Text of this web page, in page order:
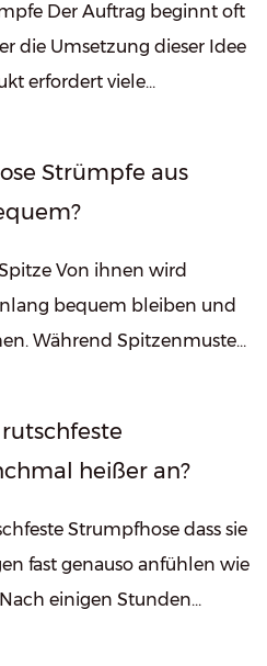
die Umsetzung dieser Idee
erfordert viele
Für ...
Strümpfe aus
wird
bequem bleiben und
Während Spitzenmuster
viele T...
heißer an?
fast genauso anfühlen wie
jedoc...